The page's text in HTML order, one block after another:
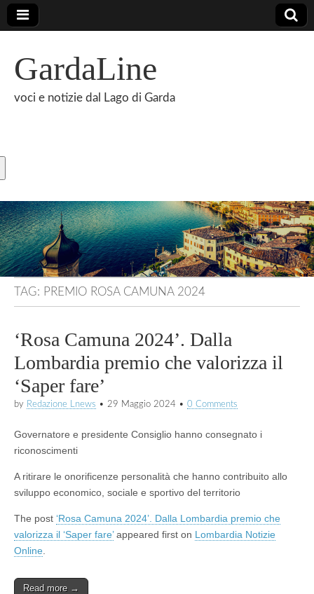
GardaLine
voci e notizie dal Lago di Garda
TAG: PREMIO ROSA CAMUNA 2024
‘Rosa Camuna 2024’. Dalla
Lombardia premio che valorizza il
‘Saper fare’
by Redazione Lnews • 29 Maggio 2024 • 0 Comments
Governatore e presidente Consiglio hanno consegnato i
riconoscimenti
A ritirare le onorificenze personalità che hanno contribuito allo
sviluppo economico, sociale e sportivo del territorio
The post ‘Rosa Camuna 2024’. Dalla Lombardia premio che
valorizza il ‘Saper fare’appeared first on Lombardia Notizie
Online
Read more →